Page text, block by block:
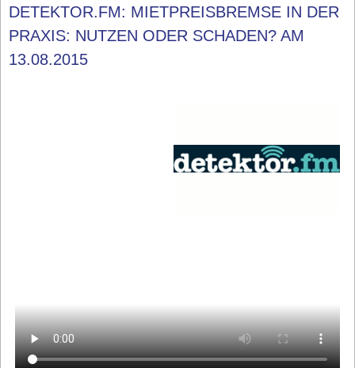
DETEKTOR.FM: MIETPREISBREMSE IN DER
PRAXIS: NUTZEN ODER SCHADEN? AM
13.08.2015